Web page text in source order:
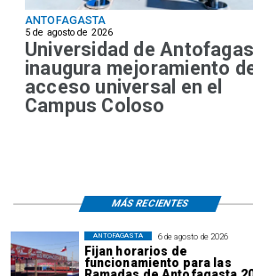
ANTOFAGASTA
5 de agosto de 2026
Universidad de
inaugura mejoramiento
acceso universal en el
Campus Coloso
6 de agosto de 2026
Fijan horarios de
funcionamiento para las
ANTOFAGASTA
MÁS RECIENTES